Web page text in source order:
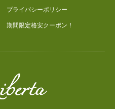
プライバシーポリシー
期間限定格安クーポン！